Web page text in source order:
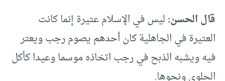
قال الحسن:ليس في الإسلام عتيرة إنما كانت
العتيرة في الجاهلية كان أحدهم يصوم رجب ويعتر
فيه ويشبه الذبح في رجب اتخاذه موسما وعيدا كأكل
الحلوى ونحوها.